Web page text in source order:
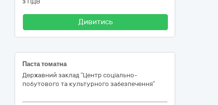
Дивитись
Паста томатна
Державний заклад “Центр соціально-
побутового та культурного забезпечення”